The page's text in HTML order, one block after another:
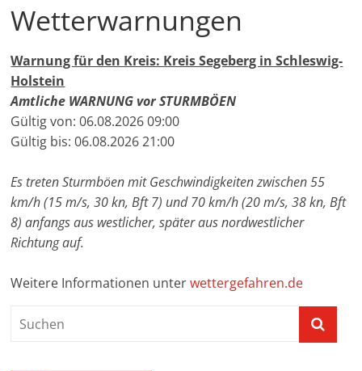
Wetterwarnungen
Warnung für den Kreis: Kreis Segeberg in Schleswig-
Holstein
Amtliche WARNUNG vor STURMBÖEN
Gültig von: 06.08.2026 09:00
Gültig bis: 06.08.2026 21:00
Es treten Sturmböen mit Geschwindigkeiten zwischen 55
km/h (15 m/s, 30 kn, Bft 7) und 70 km/h (20 m/s, 38 kn, Bft
8) anfangs aus westlicher, später aus nordwestlicher
Richtung auf.
Weitere Informationen unterwettergefahren.de